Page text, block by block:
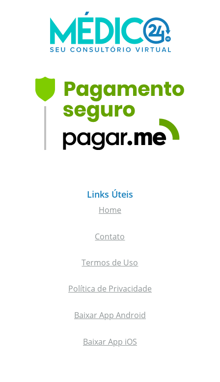
Links Úteis
Home
Contato
Termos de Uso
Política de Privacidade
Baixar App Android
Baixar App iOS